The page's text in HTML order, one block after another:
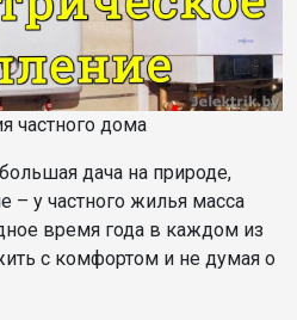
частного дома
дача на природе,
– у частного жилья масса
время года в каждом из
с комфортом и не думая о